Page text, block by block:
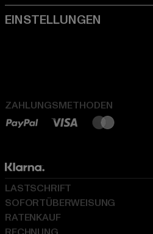
ZAHLUNGSMETHODEN
LASTSCHRIFT
SOFORTÜBERWEISUNG
RATENKAUF